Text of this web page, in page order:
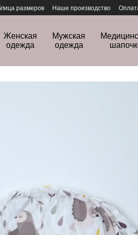
размеров Наше производство
Женская
одежда
Мужская
одежда